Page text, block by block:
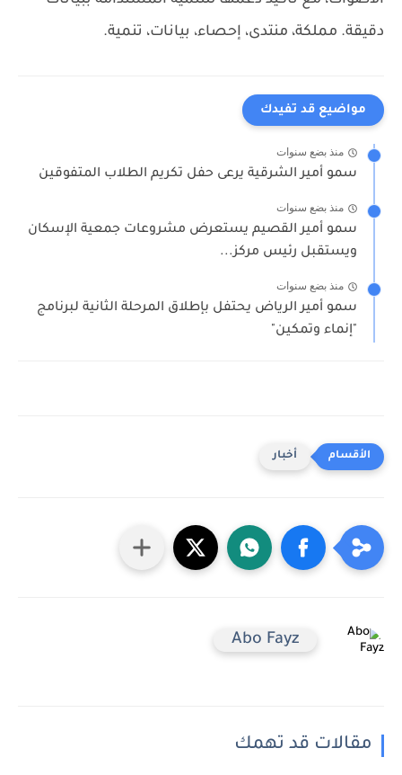
دقيقة. مملكة، منتدى، إحصاء، بيانات، تنمية.
مواضيع قد تفيدك
منذ بضع سنوات
سمو أمير الشرقية يرعى حفل تكريم الطلاب المتفوقين
منذ بضع سنوات
سمو أمير القصيم يستعرض مشروعات جمعية الإسكان
ويستقبل رئيس مركز...
منذ بضع سنوات
سمو أمير الرياض يحتفل بإطلاق المرحلة الثانية لبرنامج
"إنماء وتمكين"
أخبار
Abo Fayz
مقالات قد تهمك